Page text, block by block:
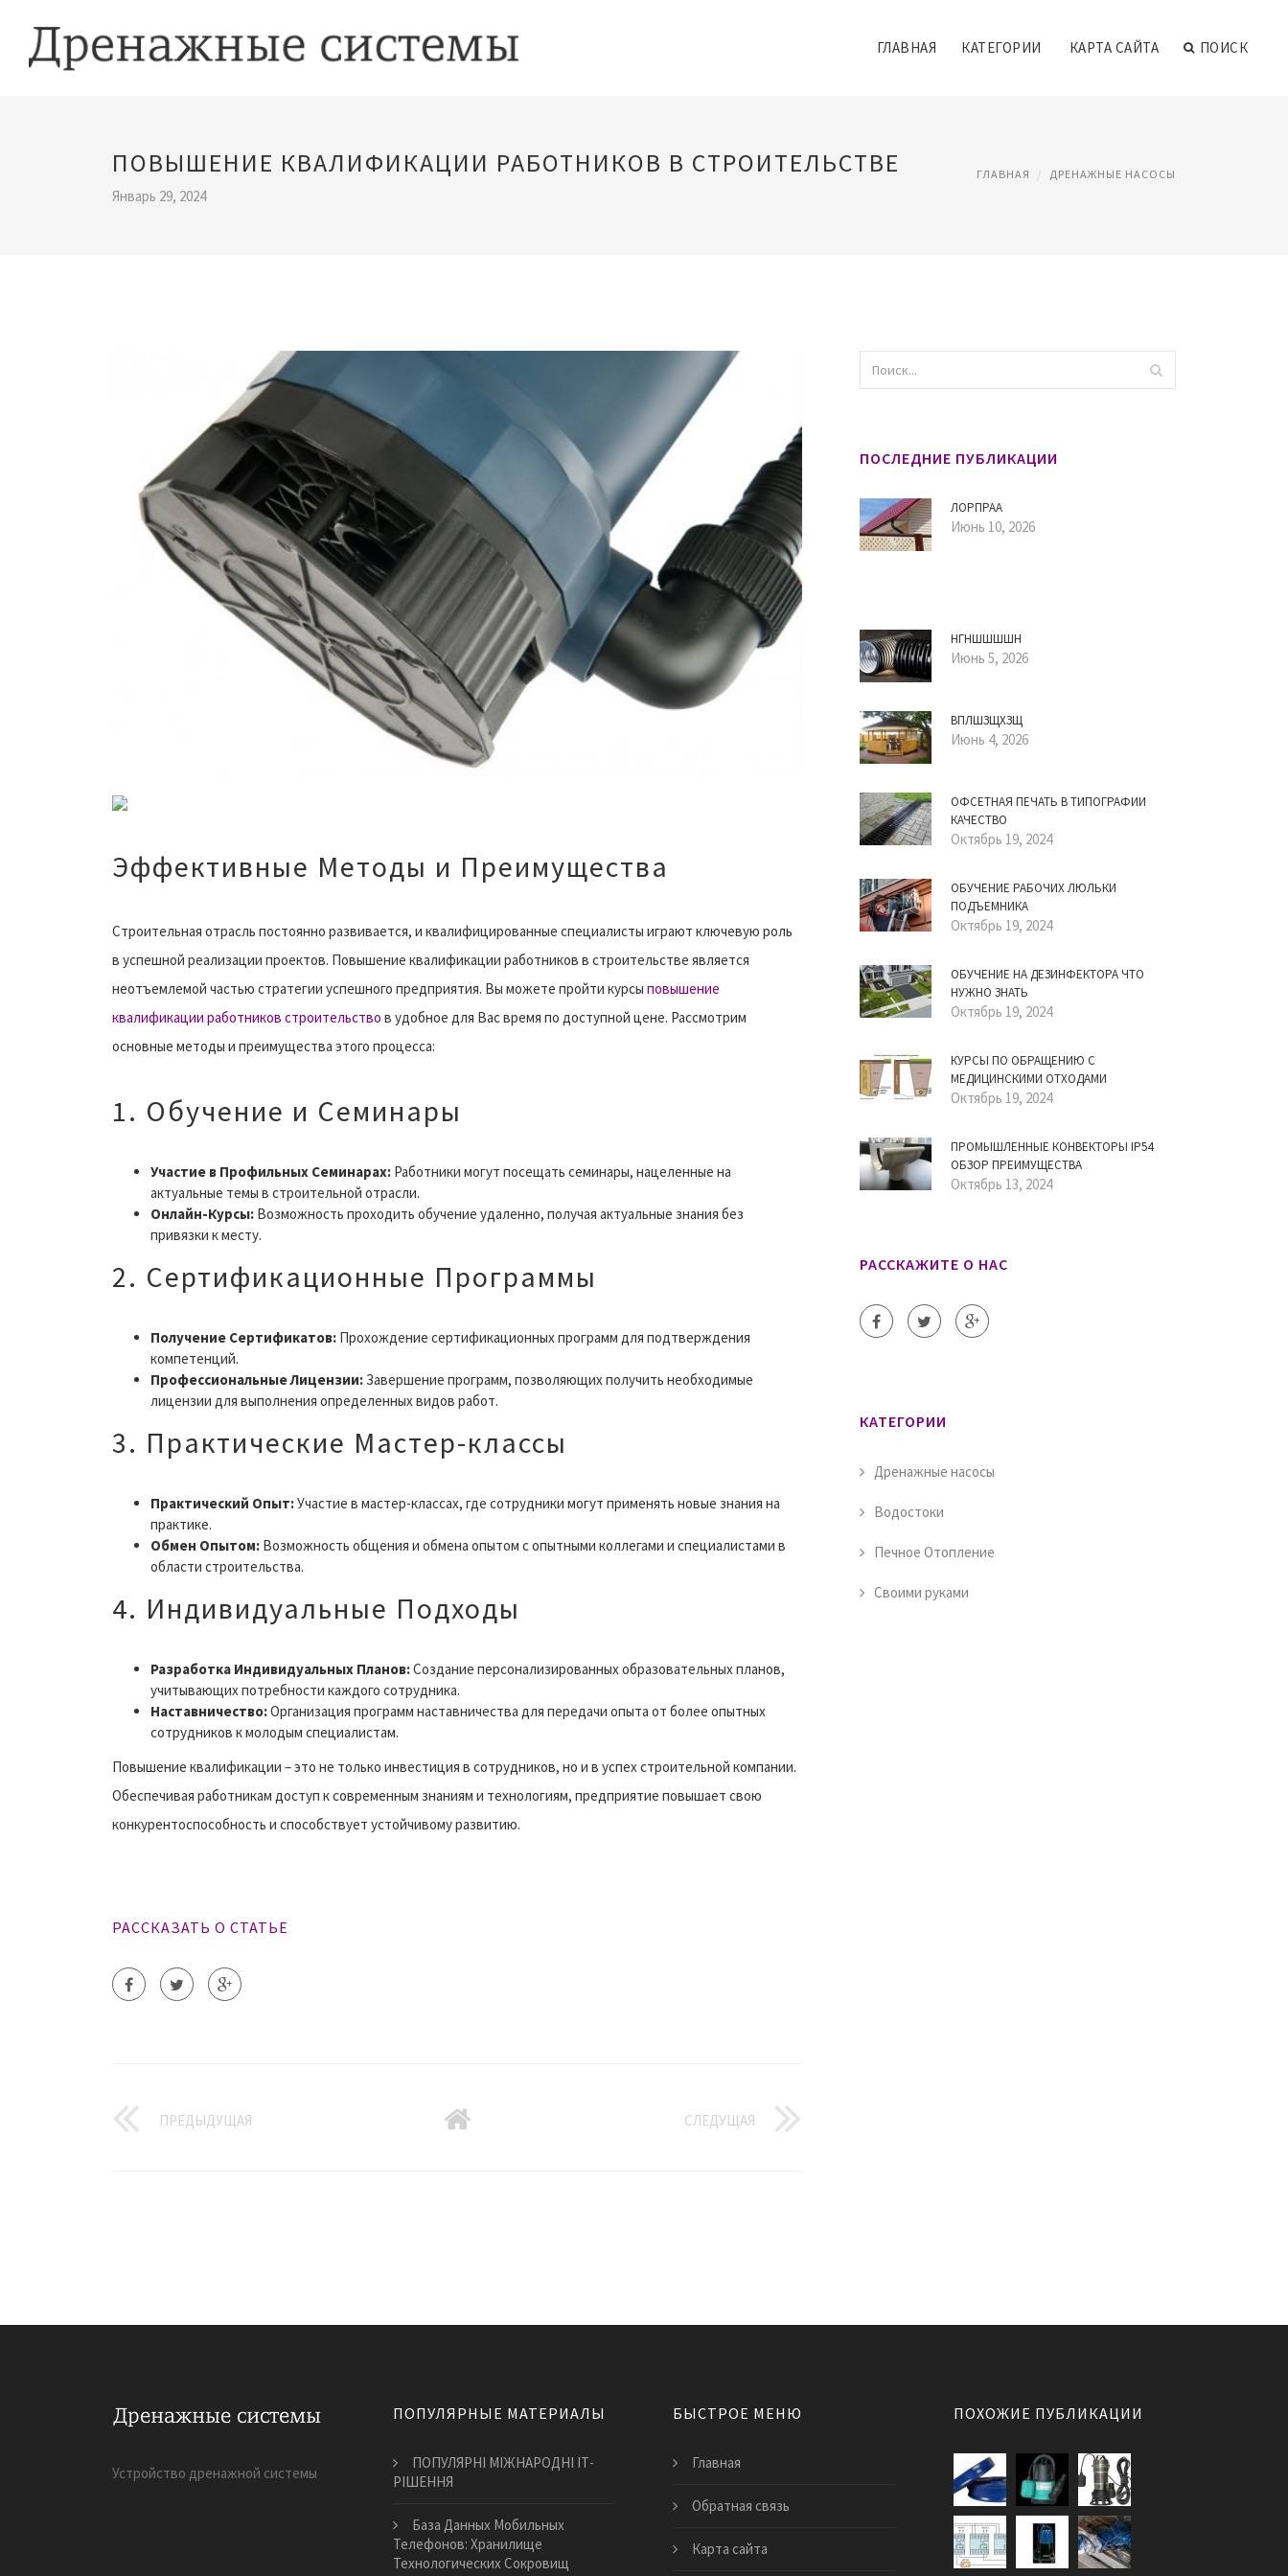
ГЛАВНАЯ КАТЕГОРИИ КАРТА САЙТА ПОИСК
ПОВЫШЕНИЕ КВАЛИФИКАЦИИ РАБОТНИКОВ В СТРОИТЕЛЬСТВЕ
Январь 29, 2024
ГЛАВНАЯ ДРЕНАЖНЫЕ НАСОСЫ
Эффективные Методы и Преимущества
Строительная отрасль постоянно развивается, и квалифицированные специалисты играют ключевую роль
в успешной реализации проектов. Повышение квалификации работников в строительстве является
неотъемлемой частью стратегии успешного предприятия. Вы можете пройти курсы повышение
квалификации работников строительство в удобное для Вас время по доступной цене. Рассмотрим
основные методы и преимущества этого процесса:
1. Обучение и Семинары
Участие в Профильных Семинарах: Работники могут посещать семинары, нацеленные на
актуальные темы в строительной отрасли.
Онлайн-Курсы: Возможность проходить обучение удаленно, получая актуальные знания без
привязки к месту.
2. Сертификационные Программы
Получение Сертификатов: Прохождение сертификационных программ для подтверждения
компетенций.
Профессиональные Лицензии:Завершение программ, позволяющих получить необходимые
лицензии для выполнения определенных видов работ.
3. Практические Мастер-классы
Практический Опыт:Участие в мастер-классах, где сотрудники могут применять новые знания на
практике.
Обмен Опытом: Возможность общения и обмена опытом с опытными коллегами и специалистами в
области строительства.
4. Индивидуальные Подходы
Разработка Индивидуальных Планов:Создание персонализированных образовательных планов,
учитывающих потребности каждого сотрудника.
Наставничество:Организация программ наставничества для передачи опыта от более опытных
сотрудников к молодым специалистам.
Повышение квалификации – это не только инвестиция в сотрудников, но и в успех строительной компании.
Обеспечивая работникам доступ к современным знаниям и технологиям, предприятие повышает свою
конкурентоспособность и способствует устойчивому развитию.
РАССКАЗАТЬ О СТАТЬЕ
ПРЕДЫДУЩАЯ СЛЕДУЩАЯ
ПОСЛЕДНИЕ ПУБЛИКАЦИИ
ЛОРПРАА
Июнь 10, 2026
НГНШШШШН
Июнь 5, 2026
ВПЛШЗЩХЗЩ
Июнь 4, 2026
ОФСЕТНАЯ ПЕЧАТЬ В ТИПОГРАФИИ
КАЧЕСТВО
Октябрь 19, 2024
ОБУЧЕНИЕ РАБОЧИХ ЛЮЛЬКИ
ПОДЪЕМНИКА
Октябрь 19, 2024
ОБУЧЕНИЕ НА ДЕЗИНФЕКТОРА ЧТО
НУЖНО ЗНАТЬ
Октябрь 19, 2024
КУРСЫ ПО ОБРАЩЕНИЮ С
МЕДИЦИНСКИМИ ОТХОДАМИ
Октябрь 19, 2024
ПРОМЫШЛЕННЫЕ КОНВЕКТОРЫ IP54
ОБЗОР ПРЕИМУЩЕСТВА
Октябрь 13, 2024
РАССКАЖИТЕ О НАС
КАТЕГОРИИ
Дренажные насосы
Водостоки
Печное Отопление
Своими руками
Устройство дренажной системы
ПОПУЛЯРНЫЕ МАТЕРИАЛЫ
ПОПУЛЯРНІ МІЖНАРОДНІ ІТ-
РІШЕННЯ
База Данных Мобильных
Телефонов: Хранилище
Технологических Сокровищ
БЫСТРОЕ МЕНЮ
Главная
Обратная связь
Карта сайта
ПОХОЖИЕ ПУБЛИКАЦИИ